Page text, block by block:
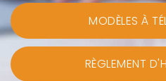
MODÈLES À
RÈGLEMENT